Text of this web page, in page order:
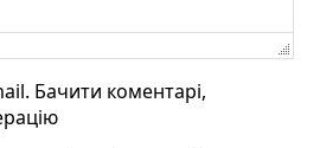
Бачити коментарі,